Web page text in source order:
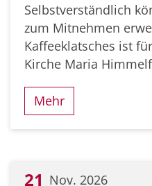
Selbstverständlich
zum Mitnehmen
Kaffeeklatsches ist
Kirche Maria
Mehr
21 Nov. 2026